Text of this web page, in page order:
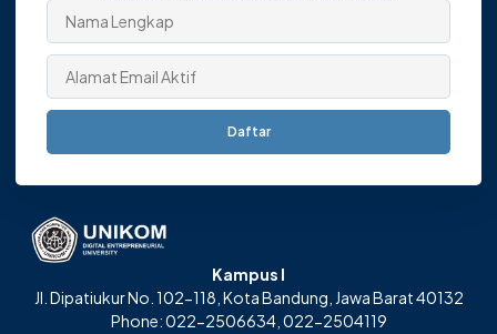
Daftar
Kampus I
Jl. Dipatiukur No. 102-118, Kota Bandung, Jawa Barat 40132
Phone: 022-2506634, 022-2504119